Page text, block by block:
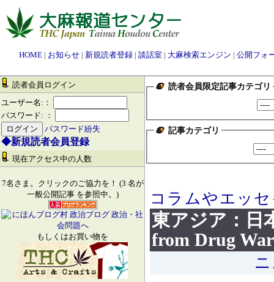
HOME | お知らせ | 新規読者登録 | 談話室 | 大麻検索エンジン | 公開フォ
読者会員ログイン
ユーザー名:：
パスワード: ：
パスワード紛失
◆新規読者会員登録
現在アクセス中の人数
7名さま。クリックのご協力を！ (3 名が
一般公開記事 を参照中。)
もしくはお買い物を
読者会員限定記事カテゴリ
記事カテゴリ
コラムやエッ
東アジア：日
from Drug